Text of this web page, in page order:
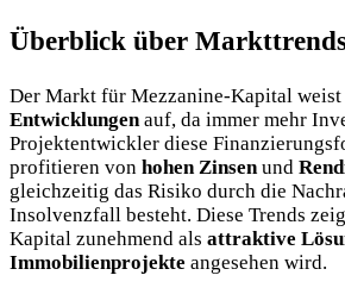
Überblick über
Der Markt für Mezzanine-Kapital
Entwicklungenauf, da immer mehr
Projektentwickler diese
profitieren von hohen Zinsenund
gleichzeitig das Risiko durch die
Insolvenzfall besteht. Diese Trends
Kapital zunehmend als attraktive
Immobilienprojekte angesehen wird.